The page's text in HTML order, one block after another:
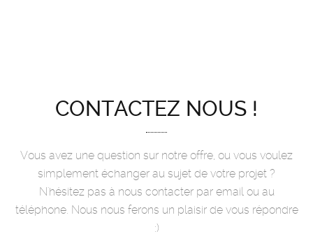
CONTACTEZ NOUS !
Vous avez une question sur notre offre, ou vous voulez
simplement échanger au sujet de votre projet ?
N'hésitez pas à nous contacter par email ou au
téléphone. Nous nous ferons un plaisir de vous répondre
:)